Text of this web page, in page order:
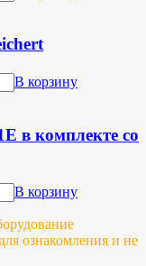
В корзину
в комплекте со
В корзину
ознакомления и не